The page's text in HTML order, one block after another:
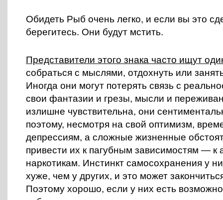
Обидеть Рыб очень легко, и если вы это
берегитесь. Они будут мстить.
Представители этого знака часто ищут
собраться с мыслями, отдохнуть или
Иногда они могут потерять связь с
свои фантазии и грезы, мысли и
излишне чувствительна, они
поэтому, несмотря на свой оптимизм,
депрессиям, а сложные жизненные
привести их к пагубным зависимостям — к
наркотикам. Инстинкт самосохранения у
хуже, чем у других, и это может
Поэтому хорошо, если у них есть